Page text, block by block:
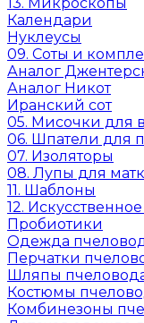
Календари
Нуклеусы
09. Соты и
Аналог
Аналог Никот
Иранский сот
05. Мисочки для
06. Шпатели для
07. Изоляторы
08. Лупы для
11. Шаблоны
12.
Пробиотики
Одежда
Перчатки
Шляпы
Костюмы
Комбинезоны